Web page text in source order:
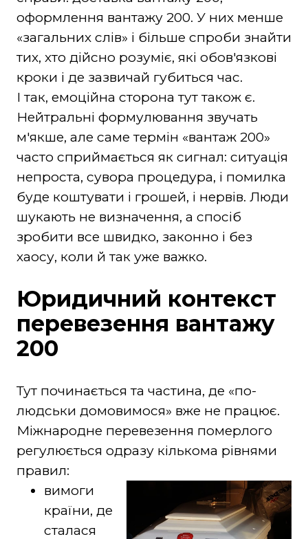
оформлення вантажу 200. У них менше
«загальних слів» і більше спроби знайти
тих, хто дійсно розуміє, які обов'язкові
кроки і де зазвичай губиться час.
І так, емоційна сторона тут також є.
Нейтральні формулювання звучать
м'якше, але саме термін «вантаж 200»
часто сприймається як сигнал: ситуація
непроста, сувора процедура, і помилка
буде коштувати і грошей, і нервів. Люди
шукають не визначення, а спосіб
зробити все швидко, законно і без
хаосу, коли й так уже важко.
Юридичний контекст
перевезення вантажу
200
Тут починається та частина, де «по-
людськи домовимося» вже не працює.
Міжнародне перевезення померлого
регулюється одразу кількома рівнями
правил:
вимоги
країни, де
сталася